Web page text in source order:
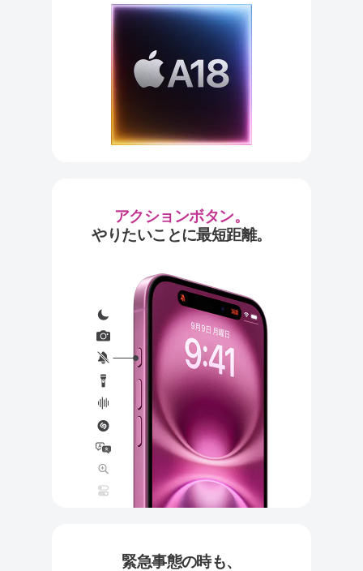
アクションボタン。
やりたいことに最短距離。
緊急事態の時も、